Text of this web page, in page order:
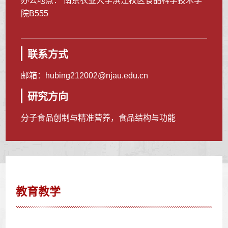
院B555
联系方式
邮箱： hubing212002@njau.edu.cn
研究方向
分子食品创制与精准营养，食品结构与功能
教育教学